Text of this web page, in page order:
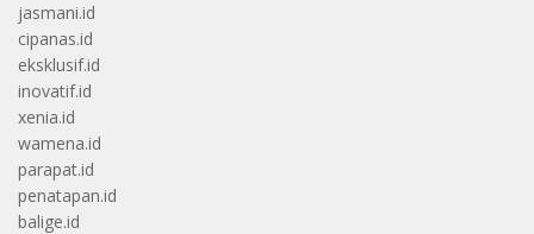
jasmani.id
cipanas.id
eksklusif.id
inovatif.id
xenia.id
wamena.id
parapat.id
penatapan.id
balige.id